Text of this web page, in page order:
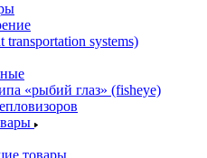
transportation systems)
«рыбий глаз» (fisheye)
товары